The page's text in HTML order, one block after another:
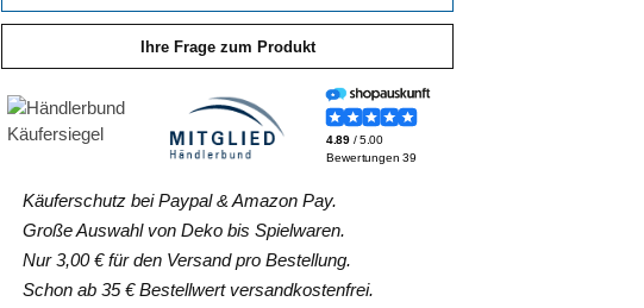
Ihre Frage zum Produkt
Käuferschutz bei Paypal & Amazon Pay.
Große Auswahl von Deko bis Spielwaren.
Nur 3,00 € für den Versand pro Bestellung.
Schon ab 35 € Bestellwert versandkostenfrei.